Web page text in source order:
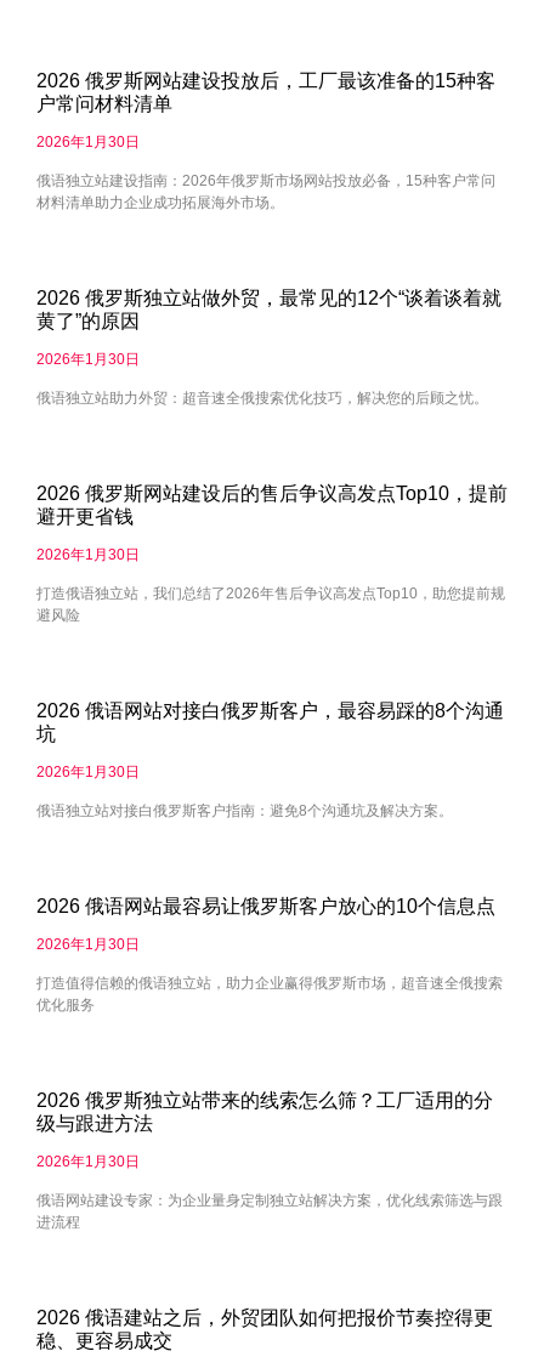
2026 俄罗斯网站建设投放后，工厂最该准备的15种客
户常问材料清单
2026年1月30日
俄语独立站建设指南：2026年俄罗斯市场网站投放必备，15种客户常问
材料清单助力企业成功拓展海外市场。
2026 俄罗斯独立站做外贸，最常见的12个“谈着谈着就
黄了”的原因
2026年1月30日
俄语独立站助力外贸：超音速全俄搜索优化技巧，解决您的后顾之忧。
2026 俄罗斯网站建设后的售后争议高发点Top10，提前
避开更省钱
2026年1月30日
打造俄语独立站，我们总结了2026年售后争议高发点Top10，助您提前规
避风险
2026 俄语网站对接白俄罗斯客户，最容易踩的8个沟通
坑
2026年1月30日
俄语独立站对接白俄罗斯客户指南：避免8个沟通坑及解决方案。
2026 俄语网站最容易让俄罗斯客户放心的10个信息点
2026年1月30日
打造值得信赖的俄语独立站，助力企业赢得俄罗斯市场，超音速全俄搜索
优化服务
2026 俄罗斯独立站带来的线索怎么筛？工厂适用的分
级与跟进方法
2026年1月30日
俄语网站建设专家：为企业量身定制独立站解决方案，优化线索筛选与跟
进流程
2026 俄语建站之后，外贸团队如何把报价节奏控得更
稳、更容易成交